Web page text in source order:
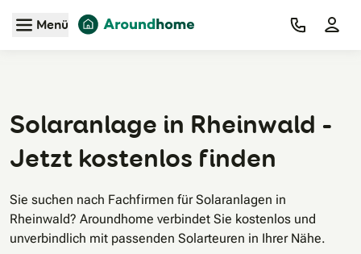
Zum Hauptinhalt
Menü
Solaranlage in Rheinwald -
Jetzt kostenlos finden
Sie suchen nach Fachfirmen für Solaranlagen in
Rheinwald? Aroundhome verbindet Sie kostenlos und
unverbindlich mit passenden Solarteuren in Ihrer Nähe.